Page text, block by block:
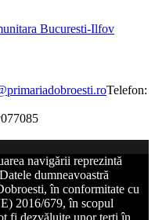
Bucuresti-Ilfov
Telefon:
077085
navigării reprezintă
dumneavoastră
în conformitate cu
2016/679, în scopul